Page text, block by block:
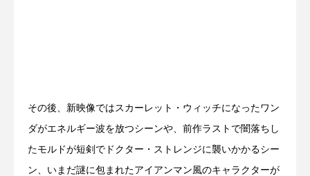
その後、新映像ではスカーレット・ウィッチになったワン
ダがエネルギー波を放つシーンや、前作ラストで闇落ちし
たモルドが短剣でドクター・ストレンジに襲いかかるシー
ン、いまだ謎に包まれたアイアンマン風のキャラクターが